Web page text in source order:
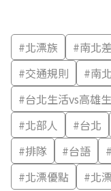
#北漂族 #南北
#交通規則 #南
#台北生活vs高雄
#北部人 #台北
#排隊 #台語 #
#北漂優點 #北